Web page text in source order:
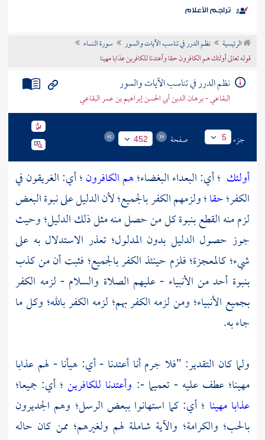
موضوعي
تراجم الأعلام
الرئيسية نظم الدرر في تناسب الآيات والسور
سورة النساء
قوله تعالى أولئك هم الكافرون حقا وأعتدنا للكافرين عذابا مهينا
نظم الدرر في تناسب الآيات والسور
البقاعي - برهان الدين أبي الحسن إبراهيم بن عمر البقاعي
جزء 5 صفحة 452
أولئك ؛ أي: البعداء البغضاء؛هم الكافرون؛ أي: الغريقون في
الكفر؛حقا؛ ولزمهم الكفر بالجميع؛ لأن الدليل على نبوة البعض
لزم منه القطع بنبوة كل من حصل منه مثل ذلك الدليل؛ وحيث
جوز حصول الدليل بدون المدلول؛ تعذر الاستدلال به على
شيء؛ كالمعجزة؛ فلزم حينئذ الكفر بالجميع؛ فثبت أن من كذب
بنبوة أحد من الأنبياء - عليهم الصلاة والسلام - لزمه الكفر
بجميع الأنبياء؛ ومن لزمه الكفر بهم؛ لزمه الكفر بالله؛ وكل ما
جاء به.
ولما كان التقدير: "فلا جرم أنا أعتدنا - أي: هيأنا - لهم عذابا
مهينا؛ عطف عليه - تعميما -: وأعتدنا للكافرين ؛ أي: جميعا؛
عذابا مهينا ؛ أي: كما استهانوا ببعض الرسل؛ وهم الجديرون
بالحب؛ والكرامة؛ والآية شاملة لهم ولغيرهم؛ ممن كان حاله